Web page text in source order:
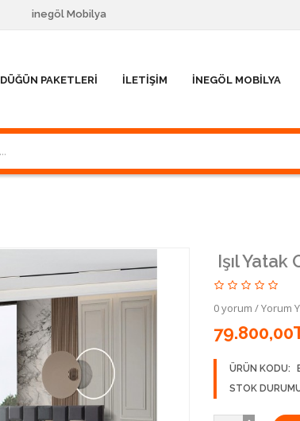
inegöl Mobilya
DÜĞÜN PAKETLERI İLETIŞIM İNEGÖL MOBILYA
Işıl Yatak
0 yorum /Yorum
ÜRÜN KODU:
STOK